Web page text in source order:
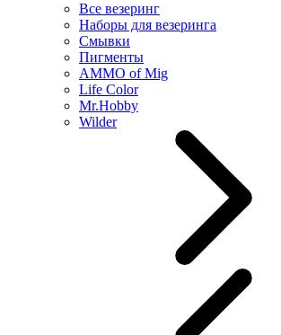
Все везеринг
Наборы для везеринга
Смывки
Пигменты
AMMO of Mig
Life Color
Mr.Hobby
Wilder